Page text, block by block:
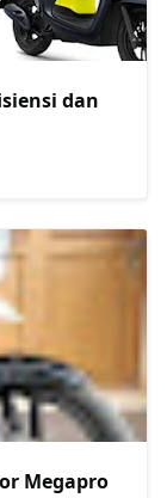
dan
Megapro